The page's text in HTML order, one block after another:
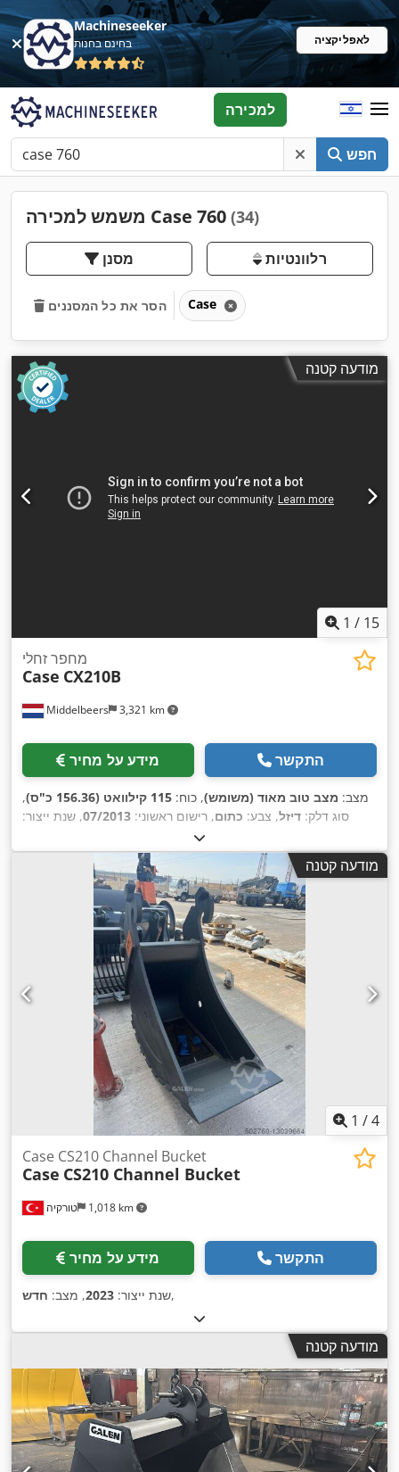
Machineseeker
בחינם בחנות לאפליקציה
חפש
למכירה
משמש למכירה Case 760 (34)
מסנן רלוונטיות
הסר את כל המסננים Case
מודעה קטנה
1 / 15
Middelbeers 3,321 km
מחפר זחלי
Case CX210B
מידע על מחיר התקשר
מצב: מצב טוב מאוד (משומש), כוח: 115 קילוואט (156.36 כ"ס)
,
סוג דלק: דיזל, צבע: כתום, רישום ראשוני: 07/2013, שנת ייצור:
מודעה קטנה
1 /4
טורקיה 1,018 km
Case CS210 Channel Bucket
Case CS210 Channel Bucket
מידע על מחיר התקשר
שנת ייצור: 2023, מצב: חדש ,
מודעה קטנה